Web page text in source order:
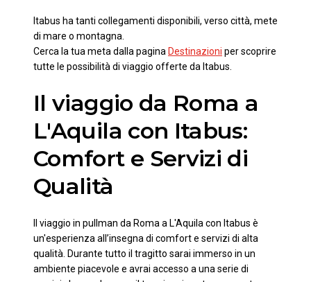
Itabus ha tanti collegamenti disponibili, verso città, mete
di mare o montagna.
Cerca la tua meta dalla pagina Destinazioni per scoprire
tutte le possibilità di viaggio offerte da Itabus.
Il viaggio da Roma a
L'Aquila con Itabus:
Comfort e Servizi di
Qualità
Il viaggio in pullman da Roma a L'Aquila con Itabus è
un'esperienza all’insegna di comfort e servizi di alta
qualità. Durante tutto il tragitto sarai immerso in un
ambiente piacevole e avrai accesso a una serie di